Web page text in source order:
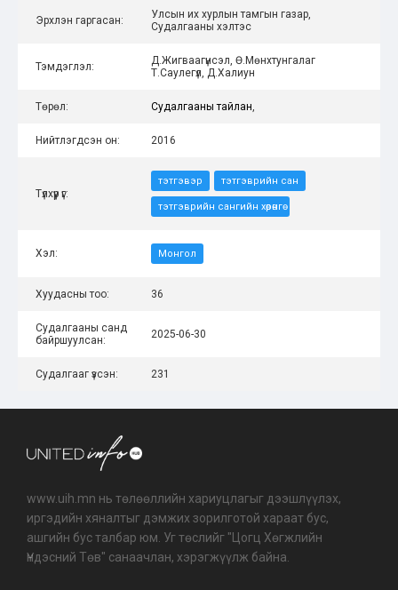
Эрхлэн гаргасан:
Улсын их хурлын тамгын газар,
Судалгааны хэлтэс
Тэмдэглэл:
Д.Жигваагүнсэл, Ө.Мөнхтунгалаг
Т.Саулегүл, Д.Халиун
Төрөл: Судалгааны тайлан,
Нийтлэгдсэн он: 2016
Түлхүүр үг:
тэтгэвэр тэтгэврийн сан
тэтгэврийн сангийн хөрөнгө
Хэл: Монгол
Хуудасны тоо: 36
Судалгааны санд
байршуулсан:
2025-06-30
Судалгааг үзсэн: 231
www.uih.mn нь төлөөллийн хариуцлагыг дээшлүүлэх,
иргэдийн хяналтыг дэмжих зорилготой хараат бус,
ашгийн бус талбар юм. Уг төслийг "Цогц Хөгжлийн
Үндэсний Төв" санаачлан, хэрэгжүүлж байна.